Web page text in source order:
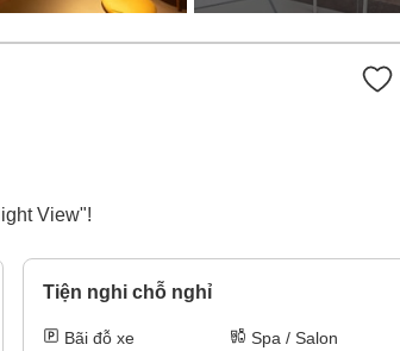
View"!
Tiện nghi chỗ nghỉ
Bãi đỗ xe
Spa / Salon